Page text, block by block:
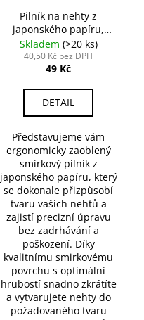
Pilník na nehty z
japonského papíru,
banán
Skladem (>20 ks)
40,50 Kč bez DPH
49 Kč
DETAIL
Představujeme vám
ergonomicky zaoblený
smirkový pilník z
japonského papíru, který
se dokonale přizpůsobí
tvaru vašich nehtů a
zajistí precizní úpravu
bez zadrhávání a
poškození. Díky
kvalitnímu smirkovému
povrchu s optimální
hrubostí snadno zkrátíte
a vytvarujete nehty do
požadovaného tvaru